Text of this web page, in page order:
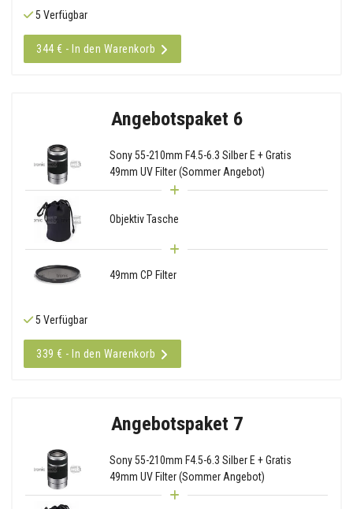
5 Verfügbar
344 € - In den Warenkorb
Angebotspaket 6
Sony 55-210mm F4.5-6.3 Silber E + Gratis
49mm UV Filter (Sommer Angebot)
Objektiv Tasche
49mm CP Filter
5 Verfügbar
339 € - In den Warenkorb
Angebotspaket 7
Sony 55-210mm F4.5-6.3 Silber E + Gratis
49mm UV Filter (Sommer Angebot)